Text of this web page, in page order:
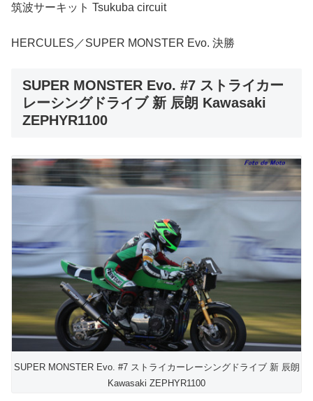
筑波サーキット Tsukuba circuit
HERCULES／SUPER MONSTER Evo. 決勝
SUPER MONSTER Evo. #7 ストライカー
レーシングドライブ 新 辰朗 Kawasaki
ZEPHYR1100
SUPER MONSTER Evo. #7 ストライカーレーシングドライブ 新 辰朗
Kawasaki ZEPHYR1100